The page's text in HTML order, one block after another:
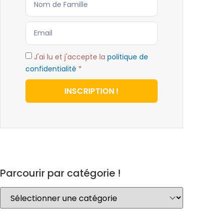
J'ai lu et j'accepte la politique de
confidentialité *
INSCRIPTION !
Parcourir par catégorie !